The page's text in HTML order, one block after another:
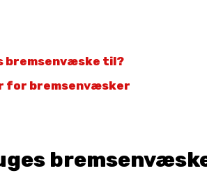
bremsenvæske til?
for bremsenvæsker